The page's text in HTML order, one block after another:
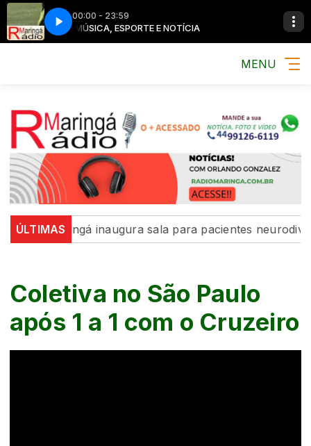
00:00 - 23:59
MÚSICA, ESPORTE E NOTÍCIA
MENU
ÚLTIMASinaugura sala para pacientes
Coletiva no São Paulo
após 1 a 1 com o Cruzeiro